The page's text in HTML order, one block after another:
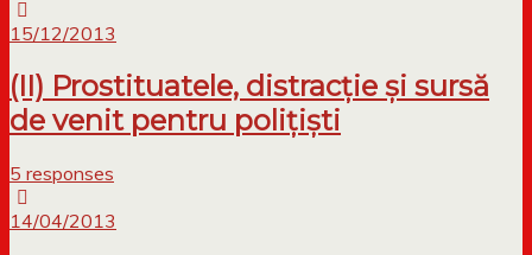
15/12/2013
(II) Prostituatele, distracție și sursă
de venit pentru polițiști
5 responses
14/04/2013